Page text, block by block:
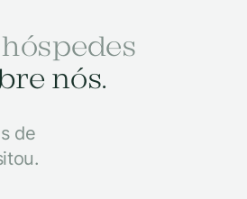
nós.
de